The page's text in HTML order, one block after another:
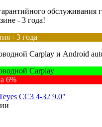
обслуживания
- 3 года!
- 3 года
Carplay и Android
Carplay
6%
CC3 4-32 9.0"